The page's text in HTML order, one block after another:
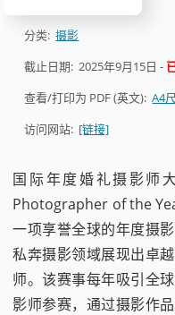
分类:摄影
截止日期:2025年9月15日 -
查看/打印为 PDF (英文):A4
访问网站: [链接]
国际年度婚礼摄影师
Photographer of the
一项享誉全球的年度摄
私奔摄影领域展现出卓
师。该赛事每年吸引全
影师参赛，通过摄影作